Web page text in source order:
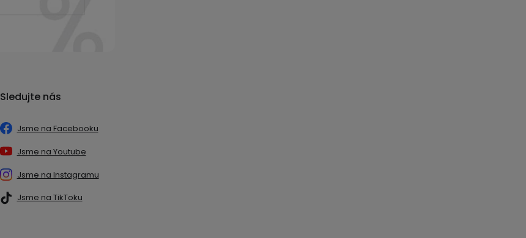
Sledujte nás
Jsme na Facebooku
Jsme na Youtube
Jsme na Instagramu
Jsme na TikToku